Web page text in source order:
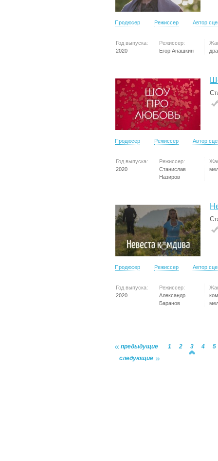
Продюсер Режиссер Автор
Год выпуска:
2020
Режиссер:
Егор Анашкин
Продюсер Режиссер Автор
Год выпуска:
2020
Режиссер:
Станислав
Назиров
Продюсер Режиссер Автор
Год выпуска:
2020
Режиссер:
Александр
Баранов
предыдущие 1 2 3 4
5
следующие